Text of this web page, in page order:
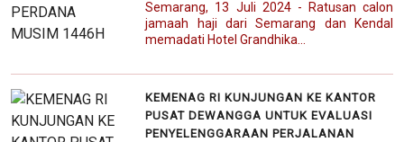
Semarang, 13 Juli 2024 - Ratusan calon
jamaah haji dari Semarang dan Kendal
memadati Hotel Grandhika...
KEMENAG RI KUNJUNGAN KE KANTOR
PUSAT DEWANGGA UNTUK EVALUASI
PENYELENGGARAAN PERJALANAN